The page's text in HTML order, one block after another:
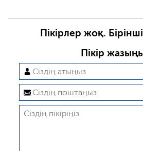
Пікірлер жоқ.
Пікір